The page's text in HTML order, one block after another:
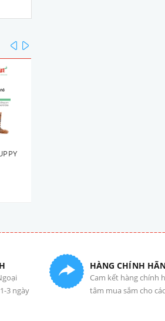
prev
3 ngày
HÀNG CHÍNH
Cam kết hàng chính
tâm mua sắm cho